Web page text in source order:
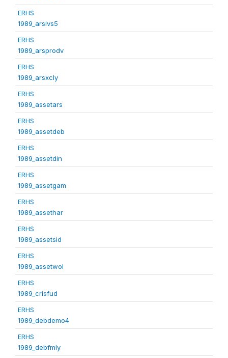
ERHS
1989_arslvs5
ERHS
1989_arsprodv
ERHS
1989_arsxcly
ERHS
1989_assetars
ERHS
1989_assetdeb
ERHS
1989_assetdin
ERHS
1989_assetgam
ERHS
1989_assethar
ERHS
1989_assetsid
ERHS
1989_assetwol
ERHS
1989_crisfud
ERHS
1989_debdemo4
ERHS
1989_debfmly